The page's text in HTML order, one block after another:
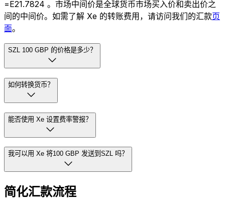
=E21.7824 。市场中间价是全球货币市场买入价和卖出价之
间的中间价。如需了解 Xe 的转账费用，请访问我们的汇款页
面。
SZL 100 GBP 的价格是多少？
如何转换货币？
能否使用 Xe 设置费率警报？
我可以用 Xe 将100 GBP 发送到SZL 吗？
简化汇款流程